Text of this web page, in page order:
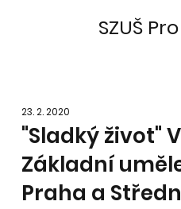
SZUŠ
"Sladký život"
Základní
Praha a
23. 2. 2020